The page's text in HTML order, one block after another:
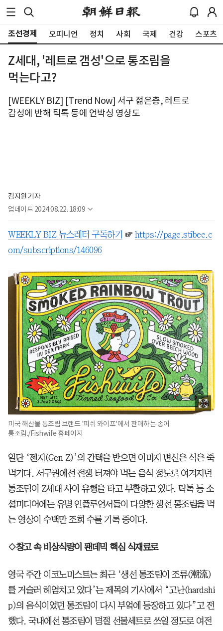
조선경제 오피니언 정치 사회 국제 건강 스포츠
Z세대, '레트로 갬성'으로 통조림을
먹는다고?
[WEEKLY BIZ] [Trend Now] 서구 젊은층, 레트로
감성에 반해 틱톡 등에 언박싱 영상도
김지원 기자
업데이트 2024.08.22. 18:09
WEEKLY BIZ 뉴스레터 구독하기 ☞ https://page.stibee.c
om/subscriptions/146096
미국 해산물 통조림 브랜드 '피쉬 와이프'에서 판매하는 송어
통조림./Fishwife 홈페이지
일단 ‘젠지(Gen Z)’의 간택을 받으면 이미지 변신은 식은 죽
먹기다. 서구권에선 전쟁 터져야 먹는 음식 정도로 여겨지던
통조림이 Z세대 사이 유행을 타고 부활하고 있다. 틱톡 등 소
셜미디어에는 유명 인플루언서들이 다양한 생선 통조림을 먹
는 영상이 수백만 조회 수를 기록 중이다.
◇창고 속 비상식량이 팬데믹 핵심 식재료로
영국 주간 이코노미스트는 최근 ‘생선 통조림이 조류(潮流)
를 거슬러 헤엄치고 있다’는 제목의 기사에서 “고난(hardshi
p)의 음식이었던 통조림이 다시 부엌에 등장하고 있다”고 전
했다. 국내에선 통조림이 명절 선물세트로 쓰일 정도로 여전